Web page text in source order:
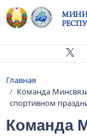
Перейти к
Строка
Главная
Команда
спортивном
Команда